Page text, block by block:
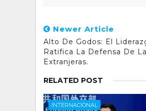
Newer Article
Alto De Godos: El
Ratifica La Defensa De
Extranjeras.
RELATED POST
INTERNACIONAL